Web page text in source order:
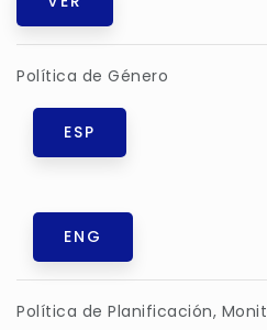
Política de Género
ESP
ENG
Política de Planificación,